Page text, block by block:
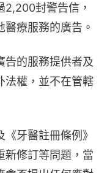
2,200封警告信，
療服務的廣告。
告的服務提供者及
法權，並不在管轄
牙醫註冊條例》
新修訂等問題，當